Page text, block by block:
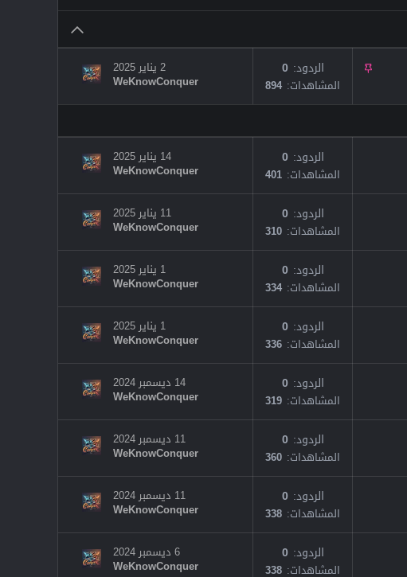
م
الردود 0
المشاهدات 894
2 يناير 2025
WeKnowConquer
الردود 0
المشاهدات 401
14 يناير 2025
WeKnowConquer
الردود 0
المشاهدات 310
11 يناير 2025
WeKnowConquer
الردود 0
المشاهدات 334
1 يناير 2025
WeKnowConquer
الردود 0
المشاهدات 336
1 يناير 2025
WeKnowConquer
الردود 0
المشاهدات 319
14 ديسمبر 2024
WeKnowConquer
الردود 0
المشاهدات 360
11 ديسمبر 2024
WeKnowConquer
الردود 0
المشاهدات 338
11 ديسمبر 2024
WeKnowConquer
الردود 0
المشاهدات 338
6 ديسمبر 2024
WeKnowConquer